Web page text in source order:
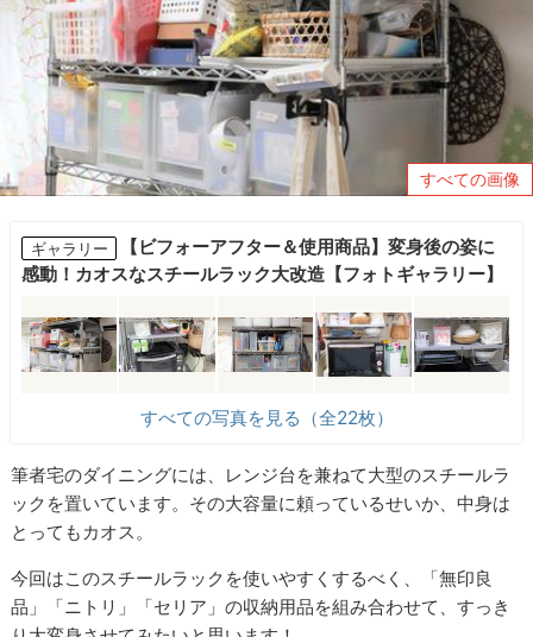
すべての画像
ギャラリー
【ビフォーアフター＆使用商品】変身後の姿に
感動！カオスなスチールラック大改造【フォトギャラリー】
すべての写真を見る（全22枚）
筆者宅のダイニングには、レンジ台を兼ねて大型のスチールラ
ックを置いています。その大容量に頼っているせいか、中身は
とってもカオス。
今回はこのスチールラックを使いやすくするべく、「無印良
品」「ニトリ」「セリア」の収納用品を組み合わせて、すっき